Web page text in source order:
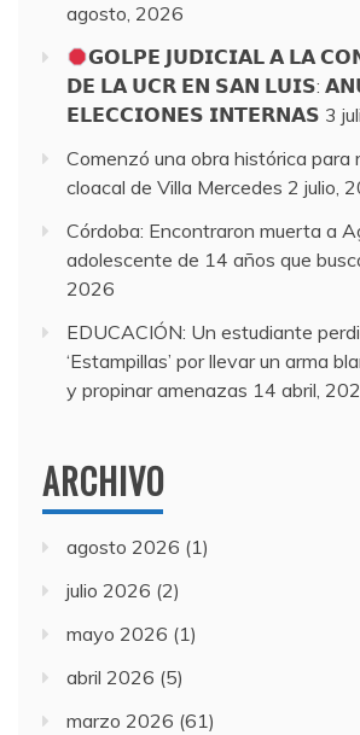
agosto, 2026
𝗚𝗢𝗟𝗣𝗘 𝗝𝗨𝗗𝗜𝗖𝗜𝗔𝗟 𝗔 𝗟𝗔
𝗗𝗘 𝗟𝗔 𝗨𝗖𝗥 𝗘𝗡 𝗦𝗔𝗡 𝗟𝗨𝗜𝗦:
𝗘𝗟𝗘𝗖𝗖𝗜𝗢𝗡𝗘𝗦 𝗜𝗡𝗧𝗘𝗥𝗡𝗔𝗦 3
Comenzó una obra histórica para
cloacal de Villa Mercedes 2 julio,
Córdoba: Encontraron muerta a
adolescente de 14 años que
2026
EDUCACIÓN: Un estudiante
‘Estampillas’ por llevar un arma
y propinar amenazas 14 abril,
ARCHIVO
agosto 2026 (1)
julio 2026 (2)
mayo 2026 (1)
abril 2026 (5)
marzo 2026 (61)